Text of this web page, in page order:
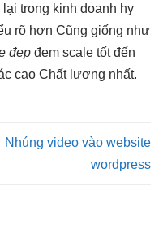
trong kinh doanh hy
rõ hơn Cũng giống như
đẹp đem scale tốtđến
cao Chất lượng nhất.
Nhúng video vào website
wordpress